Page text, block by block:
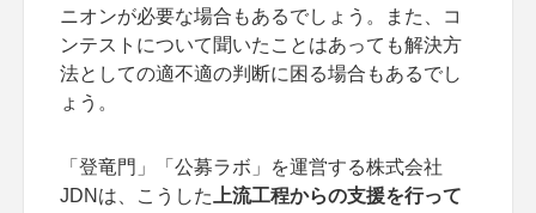
ニオンが必要な場合もあるでしょう。また、コ
ンテストについて聞いたことはあっても解決方
法としての適不適の判断に困る場合もあるでし
ょう。
「登竜門」「公募ラボ」を運営する株式会社
JDNは、こうした
上流工程からの支援を行って